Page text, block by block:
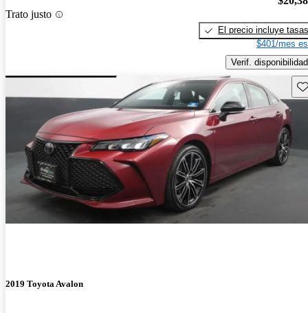
Trato justo
El precio incluye tasas
$401/mes
Verif. disponibilidad
2019 Toyota Avalon